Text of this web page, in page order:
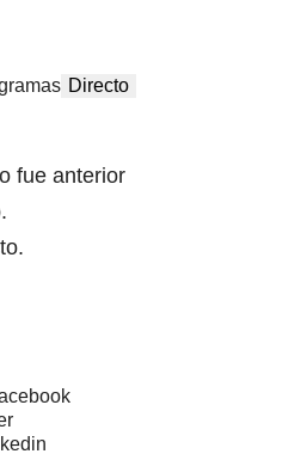
Directo
fue anterior